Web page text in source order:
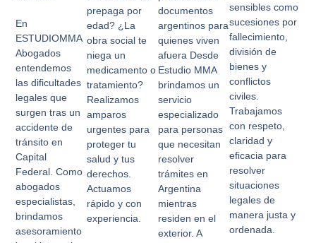
En
ESTUDIOMMA
Abogados
entendemos
las dificultades
legales que
surgen tras un
accidente de
tránsito en
Capital
Federal. Como
abogados
especialistas,
brindamos
asesoramiento
prepaga por
edad? ¿La
obra social te
niega un
medicamento o
tratamiento?
Realizamos
amparos
urgentes para
proteger tu
salud y tus
derechos.
Actuamos
rápido y con
experiencia.
documentos
argentinos para
quienes viven
afuera Desde
Estudio MMA
brindamos un
servicio
especializado
para personas
que necesitan
resolver
trámites en
Argentina
mientras
residen en el
exterior. A
sensibles como
sucesiones por
fallecimiento,
división de
bienes y
conflictos
civiles.
Trabajamos
con respeto,
claridad y
eficacia para
resolver
situaciones
legales de
manera justa y
ordenada.